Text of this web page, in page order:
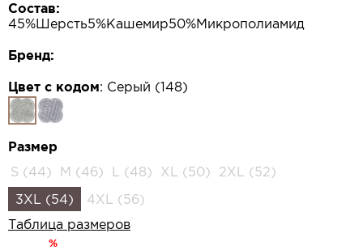
Состав:
45%Шерсть5%Кашемир50%Микрополиамид
Бренд:
Цвет с кодом: Серый (148)
Размер
S (44)
M (46) L (48) XL (50)
2XL (52)
3XL (54)
4XL (56)
Таблица размеров
%